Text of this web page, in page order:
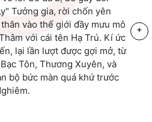
Tưởng gia, rời chốn yên
vào thế giới đầy mưu mô
với cái tên Hạ Trú. Kí ức
lại lần lượt được gợi mở, từ
Tôn, Thương Xuyên, và
bộ bức màn quá khứ trước
+